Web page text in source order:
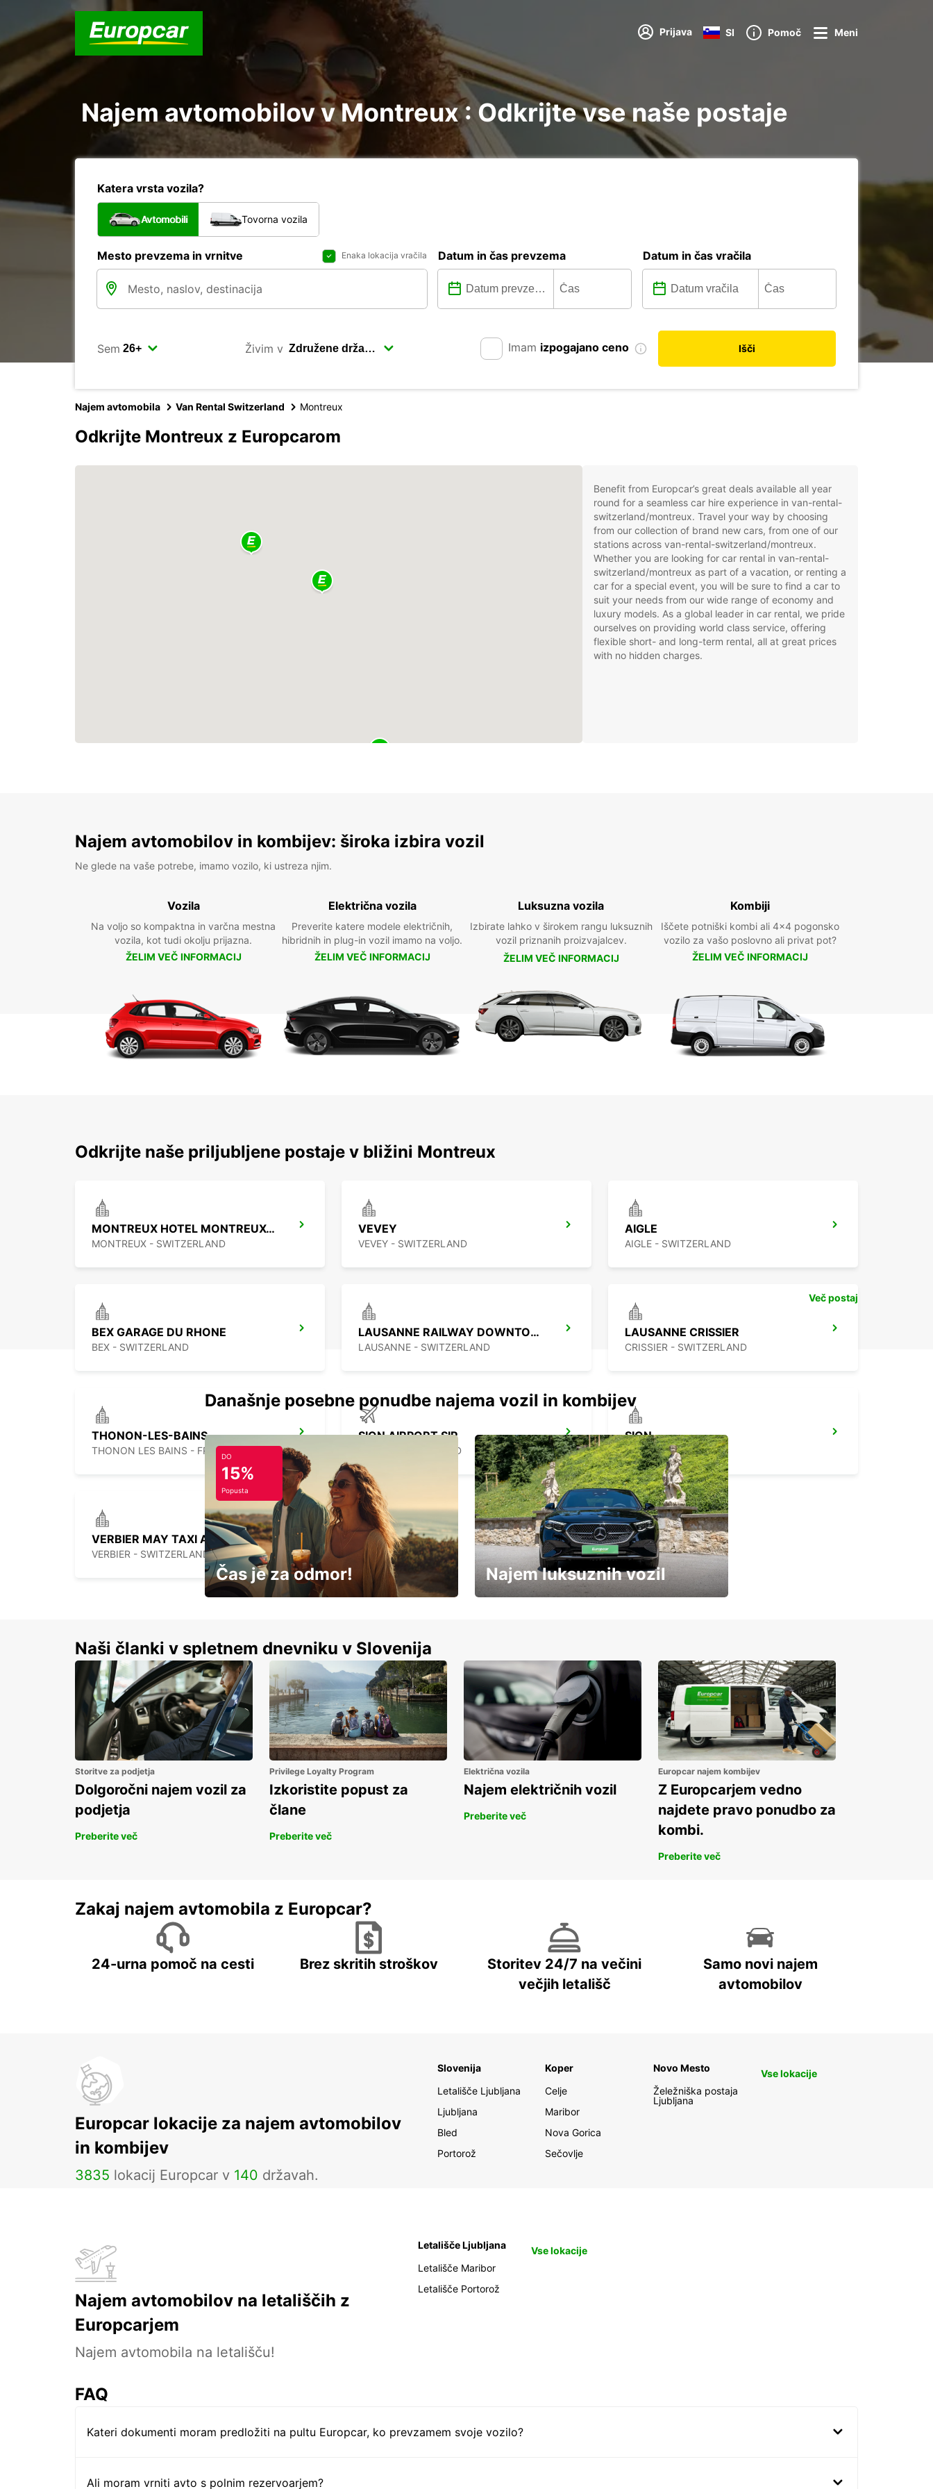
Prijava SI Pomoč Meni
Najem avtomobilov v Montreux : Odkrijte vse naše postaje
Katera vrsta vozila?
Avtomobili Tovorna vozila
Mesto prevzema in vrnitve Enaka lokacija vračila Datum in čas prevzema Datum in čas vračila
Sem Živim v Imam izpogajano ceno Išči
Najem avtomobila Van Rental Switzerland Montreux
Odkrijte Montreux z Europcarom
Benefit from Europcar’s great deals available all year
round for a seamless car hire experience in van-rental-
switzerland/montreux. Travel your way by choosing
from our collection of brand new cars, from one of our
stations across van-rental-switzerland/montreux.
Whether you are looking for car rental in van-rental-
switzerland/montreux as part of a vacation, or renting a
car for a special event, you will be sure to find a car to
suit your needs from our wide range of economy and
luxury models. As a global leader in car rental, we pride
ourselves on providing world class service, offering
flexible short- and long-term rental, all at great prices
with no hidden charges.
Najem avtomobilov in kombijev: široka izbira vozil
Ne glede na vaše potrebe, imamo vozilo, ki ustreza njim.
Vozila
Na voljo so kompaktna in varčna mestna
vozila, kot tudi okolju prijazna.
ŽELIM VEČ INFORMACIJ
Električna vozila
Preverite katere modele električnih,
hibridnih in plug-in vozil imamo na voljo.
ŽELIM VEČ INFORMACIJ
Luksuzna vozila
Izbirate lahko v širokem rangu luksuznih
vozil priznanih proizvajalcev.
ŽELIM VEČ INFORMACIJ
Kombiji
Iščete potniški kombi ali 4x4 pogonsko
vozilo za vašo poslovno ali privat pot?
ŽELIM VEČ INFORMACIJ
Odkrijte naše priljubljene postaje v bližini Montreux
MONTREUX HOTEL MONTREUX-PALACE
MONTREUX - SWITZERLAND
VEVEY
VEVEY - SWITZERLAND
AIGLE
AIGLE - SWITZERLAND
BEX GARAGE DU RHONE
BEX - SWITZERLAND
LAUSANNE RAILWAY DOWNTOWN
LAUSANNE - SWITZERLAND
LAUSANNE CRISSIER
CRISSIER - SWITZERLAND
THONON-LES-BAINS
THONON LES BAINS - FRANCE
SION AIRPORT SIR
SION - SWITZERLAND
SION
SION - SWITZERLAND
VERBIER MAY TAXI AND LIMOUSINE
VERBIER - SWITZERLAND
Več postaj
Današnje posebne ponudbe najema vozil in kombijev
DO
15%
Popusta
Čas je za odmor! Najem luksuznih vozil
Naši članki v spletnem dnevniku v Slovenija
Storitve za podjetja
Dolgoročni najem vozil za
podjetja
Preberite več
Privilege Loyalty Program
Izkoristite popust za
člane
Preberite več
Električna vozila
Najem električnih vozil
Preberite več
Europcar najem kombijev
Z Europcarjem vedno
najdete pravo ponudbo za
kombi.
Preberite več
Zakaj najem avtomobila z Europcar?
24-urna pomoč na cesti Brez skritih stroškov
Storitev 24/7 na večini
večjih letališč
Samo novi najem
avtomobilov
Europcar lokacije za najem avtomobilov
in kombijev
3835 lokacij Europcar v 140 državah.
Slovenija
Letališče Ljubljana
Ljubljana
Bled
Portorož
Koper
Celje
Maribor
Nova Gorica
Sečovlje
Novo Mesto
Želežniška postaja
Ljubljana
Vse lokacije
Najem avtomobilov na letališčih z
Europcarjem
Najem avtomobila na letališču!
Letališče Ljubljana
Letališče Maribor
Letališče Portorož
Vse lokacije
FAQ
Kateri dokumenti moram predložiti na pultu Europcar, ko prevzamem svoje vozilo?
Ali moram vrniti avto s polnim rezervoarjem?